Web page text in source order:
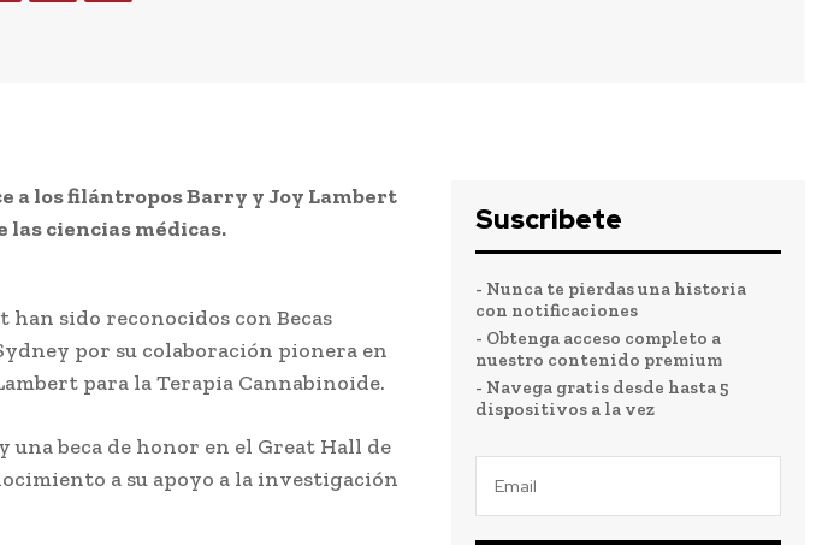
a los filántropos Barry y Joy Lambert
las ciencias médicas.
sido reconocidos con Becas
por su colaboración pionera en
para la Terapia Cannabinoide.
beca de honor en el Great Hall de
a su apoyo a la investigación
Suscribete
- Nunca te pierdas una historia
con notificaciones
- Obtenga acceso completo a
nuestro contenido premium
- Navega gratis desde hasta 5
dispositivos a la vez